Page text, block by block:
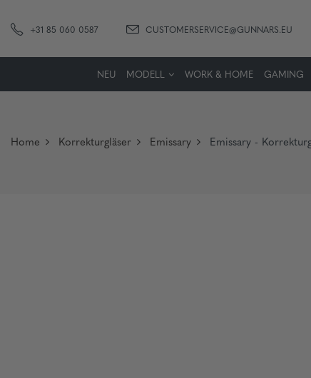
+31 85 060 0587 CUSTOMERSERVICE@GUNNARS.EU
NEU MODELL WORK & HOME GAMING
Home Korrekturgläser Emissary Emissary -